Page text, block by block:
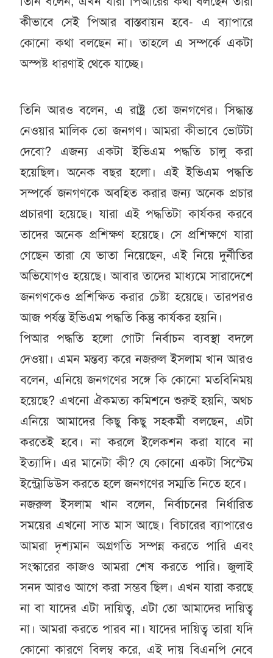
কীভাবে সেই পিআর বাস্তবায়ন হবে- এ ব্যাপারে
কোনো কথা বলছেন না। তাহলে এ সম্পর্কে একটা
অস্পষ্ট ধারণাই থেকে যাচ্ছে।
তিনি আরও বলেন, এ রাষ্ট্র তো জনগণের। সিদ্ধান্ত
নেওয়ার মালিক তো জনগণ। আমরা কীভাবে ভোটটা
দেবো? এজন্য একটা ইভিএম পদ্ধতি চালু করা
হয়েছিল। অনেক বছর হলো। এই ইভিএম পদ্ধতি
সম্পর্কে জনগণকে অবহিত করার জন্য অনেক প্রচার
প্রচারণা হয়েছে। যারা এই পদ্ধতিটা কার্যকর করবে
তাদের অনেক প্রশিক্ষণ হয়েছে। সে প্রশিক্ষণে যারা
গেছেন তারা যে ভাতা নিয়েছেন, এই নিয়ে দুর্নীতির
অভিযোগও হয়েছে। আবার তাদের মাধ্যমে সারাদেশে
জনগণকেও প্রশিক্ষিত করার চেষ্টা হয়েছে। তারপরও
আজ পর্যন্ত ইভিএম পদ্ধতি কিন্তু কার্যকর হয়নি।
পিআর পদ্ধতি হলো গোটা নির্বাচন ব্যবস্থা বদলে
দেওয়া। এমন মন্তব্য করে নজরুল ইসলাম খান আরও
বলেন, এনিয়ে জনগণের সঙ্গে কি কোনো মতবিনিময়
হয়েছে? এখনো ঐকমত্য কমিশনে শুরুই হয়নি, অথচ
এনিয়ে আমাদের কিছু কিছু সহকর্মী বলছেন, এটা
করতেই হবে। না করলে ইলেকশন করা যাবে না
ইত্যাদি। এর মানেটা কী? যে কোনো একটা সিস্টেম
ইন্ট্রোডিউস করতে হলে জনগণের সম্মতি নিতে হবে।
নজরুল ইসলাম খান বলেন, নির্বাচনের নির্ধারিত
সময়ের এখনো সাত মাস আছে। বিচারের ব্যাপারেও
আমরা দৃশ্যমান অগ্রগতি সম্পন্ন করতে পারি এবং
সংস্কারের কাজও আমরা শেষ করতে পারি। জুলাই
সনদ আরও আগে করা সম্ভব ছিল। এখন যারা করছে
না বা যাদের এটা দায়িত্ব, এটা তো আমাদের দায়িত্ব
না। আমরা করতে পারব না। যাদের দায়িত্ব তারা যদি
কোনো কারণে বিলম্ব করে, এই দায় বিএনপি নেবে